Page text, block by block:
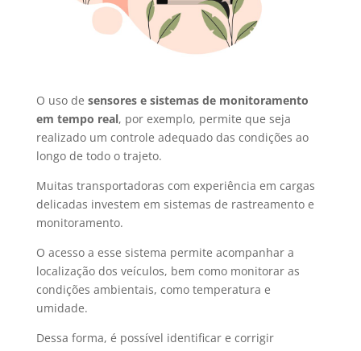
O uso de sensores e sistemas de monitoramento
em tempo real, por exemplo, permite que seja
realizado um controle adequado das condições ao
longo de todo o trajeto.
Muitas transportadoras com experiência em cargas
delicadas investem em sistemas de rastreamento e
monitoramento.
O acesso a esse sistema permite acompanhar a
localização dos veículos, bem como monitorar as
condições ambientais, como temperatura e
umidade.
Dessa forma, é possível identificar e corrigir